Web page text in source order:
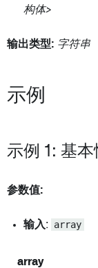
构体>
输出类型: 字符串
示例
示例 1: 基本
参数值:
输入: array
array